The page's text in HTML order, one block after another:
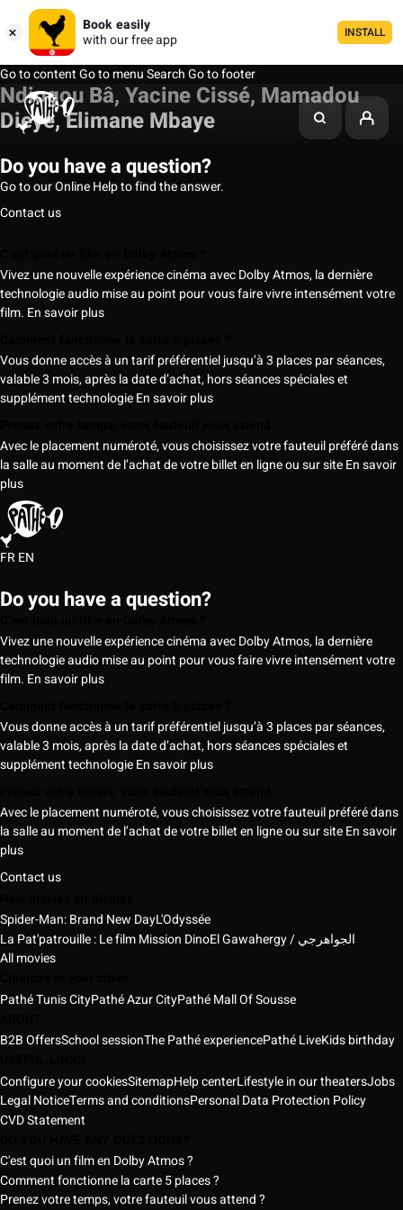
Book easily
with our free app
INSTALL
Go to contentGo to menuSearchGo to footer
Ndiogou Bâ, Yacine Cissé, Mamadou
Dieye, Elimane Mbaye
Do you have a question?
Go to our Online Help to find the answer.
Contact us
Vivez une nouvelle expérience cinéma avec Dolby Atmos, la dernière
technologie audio mise au point pour vous faire vivre intensément votre
film. En savoir plus
Vous donne accès à un tarif préférentiel jusqu’à 3 places par séances,
valable 3 mois, après la date d’achat, hors séances spéciales et
supplément technologieEn savoir plus
Avec le placement numéroté, vous choisissez votre fauteuil préféré dans
la salle au moment de l’achat de votre billet en ligne ou sur siteEn savoir
plus
FREN
Do you have a question?
Vivez une nouvelle expérience cinéma avec Dolby Atmos, la dernière
technologie audio mise au point pour vous faire vivre intensément votre
film. En savoir plus
Vous donne accès à un tarif préférentiel jusqu’à 3 places par séances,
valable 3 mois, après la date d’achat, hors séances spéciales et
supplément technologieEn savoir plus
Avec le placement numéroté, vous choisissez votre fauteuil préféré dans
la salle au moment de l’achat de votre billet en ligne ou sur siteEn savoir
plus
Contact us
Spider-Man: Brand New DayL'Odyssée
La Pat'patrouille : Le film Mission Dino
El Gawahergy / الجواهرجي
All movies
Pathé Tunis CityPathé Azur CityPathé Mall Of Sousse
B2B OffersSchool sessionThe Pathé experiencePathé LiveKids birthday
Configure your cookiesSitemapHelp centerLifestyle in our theatersJobs
Legal NoticeTerms and conditionsPersonal Data Protection Policy
CVD Statement
C'est quoi un film en Dolby Atmos ?
Comment fonctionne la carte 5 places ?
Prenez votre temps, votre fauteuil vous attend ?